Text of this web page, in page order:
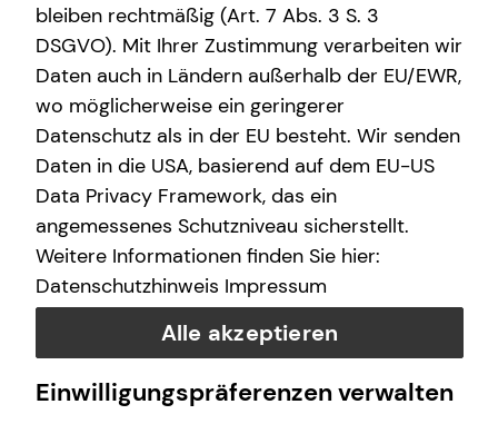
Registrierungsnummer: D-2F69-TCLK0-89
Berufsbezeichnung: Versicherungsvertreter mit Erlaubnis
nach § 34 d Abs. 1 GewO Bundesrepublik Deutschland
Berufsrechtliche Regelungen: § 34 d Gewerbeordnung
Versicherungsvertrag (VVG), Verordnung über die
Versicherungsvermittlung und -beratung (VersVermV),
abrufbar unterwww.gesetze-im-internet.de
Erlaubnis nach § 34f GewO ​
Aufsichtsbehörde:
IHK zu Düsseldorf
bleiben rechtmäßig (Art. 7 Abs. 3 S. 3
DSGVO). Mit Ihrer Zustimmung verarbeiten wir
Daten auch in Ländern außerhalb der EU/EWR,
wo möglicherweise ein geringerer
Datenschutz als in der EU besteht. Wir senden
Daten in die USA, basierend auf dem EU-US
Data Privacy Framework, das ein
angemessenes Schutzniveau sicherstellt.
Weitere Informationen finden Sie hier:
Datenschutzhinweis Impressum
Alle akzeptieren
Einwilligungspräferenzen verwalten